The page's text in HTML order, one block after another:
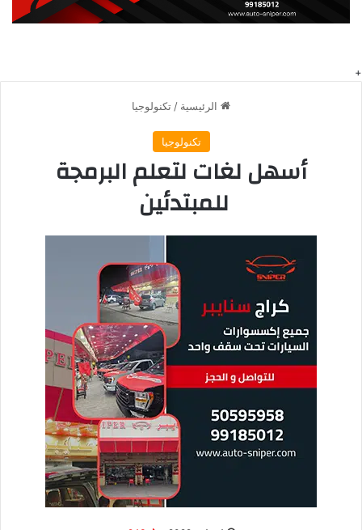
إليكأفضل6أدوات لبناء موقع ويب
مجاني
HubSpotمنشئ مواقع السحب
والإفلات
إذا كنت تأخذ ترغب بإنشاء موقع الويب الخاص بك وليس لديك خبرة
كتابة الأكواد ، ففكر في تجربة أداة إنشاء مواقع الويب بالسحب
داخل منشئ مواقع الويب HubSpot، هناك سمات وقوالب تجعل